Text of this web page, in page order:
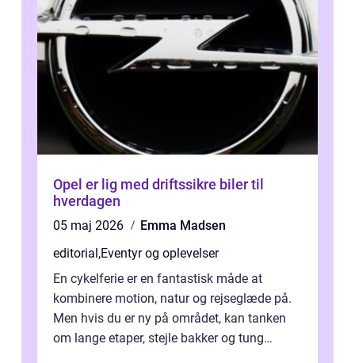
Opel er lig med driftssikre biler til
hverdagen
05 maj 2026
Emma Madsen
editorial,Eventyr og oplevelser
En cykelferie er en fantastisk måde at
kombinere motion, natur og rejseglæde på.
Men hvis du er ny på området, kan tanken
om lange etaper, stejle bakker og tung